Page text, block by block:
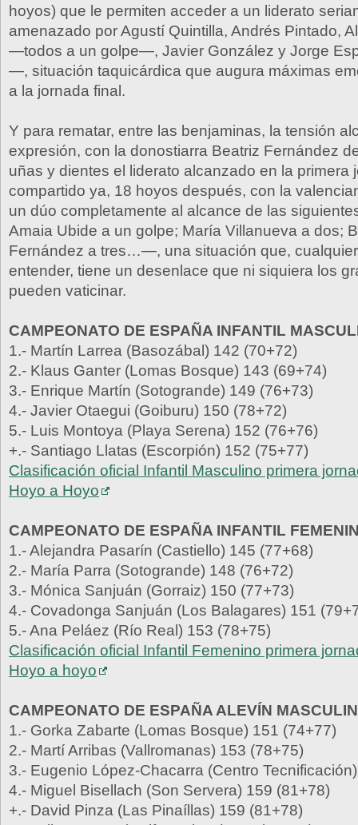
hoyos) que le permiten acceder a un liderato
amenazado por Agustí Quintilla, Andrés Pintado,
—todos a un golpe—, Javier González y Jorge
—, situación taquicárdica que augura máximas
a la jornada final.
Y para rematar, entre las benjaminas, la tensión
expresión, con la donostiarra Beatriz Fernández
uñas y dientes el liderato alcanzado en la primera
compartido ya, 18 hoyos después, con la
un dúo completamente al alcance de las
Amaia Ubide a un golpe; María Villanueva a dos;
Fernández a tres…—, una situación que,
entender, tiene un desenlace que ni siquiera los
pueden vaticinar.
CAMPEONATO DE ESPAÑA INFANTIL
1.- Martín Larrea (Basozábal) 142 (70+72)
2.- Klaus Ganter (Lomas Bosque) 143 (69+74)
3.- Enrique Martín (Sotogrande) 149 (76+73)
4.- Javier Otaegui (Goiburu) 150 (78+72)
5.- Luis Montoya (Playa Serena) 152 (76+76)
+.- Santiago Llatas (Escorpión) 152 (75+77)
Clasificación oficial Infantil Masculino primera
Hoyo a Hoyo
CAMPEONATO DE ESPAÑA INFANTIL
1.- Alejandra Pasarín (Castiello) 145 (77+68)
2.- María Parra (Sotogrande) 148 (76+72)
3.- Mónica Sanjuán (Gorraiz) 150 (77+73)
4.- Covadonga Sanjuán (Los Balagares) 151
5.- Ana Peláez (Río Real) 153 (78+75)
Clasificación oficial Infantil Femenino primera
Hoyo a hoyo
CAMPEONATO DE ESPAÑA ALEVÍN
1.- Gorka Zabarte (Lomas Bosque) 151 (74+77)
2.- Martí Arribas (Vallromanas) 153 (78+75)
3.- Eugenio López-Chacarra (Centro
4.- Miguel Bisellach (Son Servera) 159 (81+78)
+.- David Pinza (Las Pinaíllas) 159 (81+78)